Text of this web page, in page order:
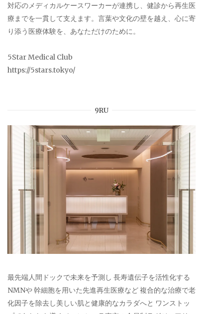
対応のメディカルケースワーカーが連携し、健診から再生医
療までを一貫して支えます。言葉や文化の壁を越え、心に寄
り添う医療体験を、あなただけのために。
5Star Medical Club
https://5stars.tokyo/
9RU
最先端人間ドックで未来を予測し 長寿遺伝子を活性化する
NMNや 幹細胞を用いた先進再生医療など 複合的な治療で老
化因子を除去し美しい肌と健康的なカラダへと ワンストッ